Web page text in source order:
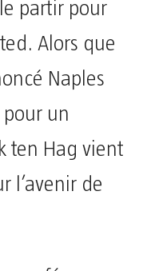
partir pour
Alors que
Naples
un
ten Hag vient
l’avenir de